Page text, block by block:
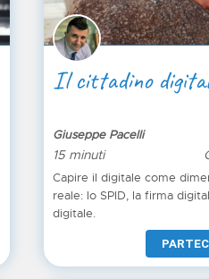
Il cittadino
Giuseppe Pacelli
15 minuti
Capire il digitale come
reale: lo SPID, la firma
digitale.